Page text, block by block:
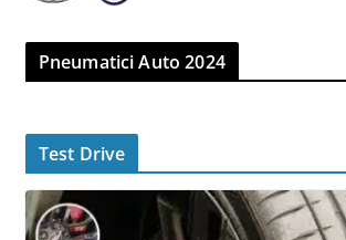
Pneumatici Auto 2024
Test Drive